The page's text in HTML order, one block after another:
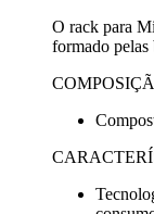
O rack para
formado pelas